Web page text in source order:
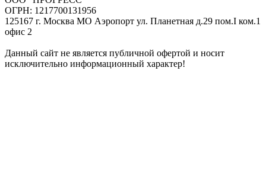
ОГРН: 1217700131956
125167 г. Москва МО Аэропорт ул. Планетная д.29 пом.I ком.1
офис 2
Данный сайт не является публичной офертой и носит
исключительно информационный характер!